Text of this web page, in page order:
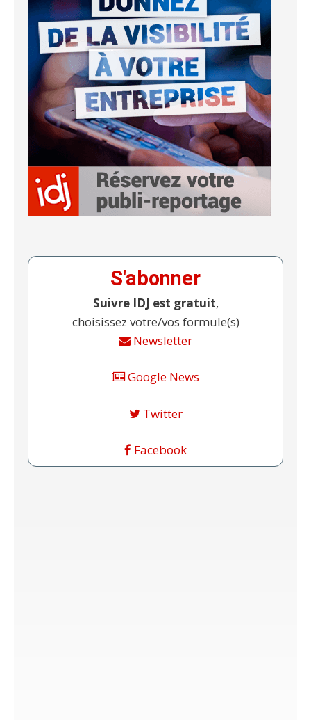
S'abonner
Suivre IDJ est gratuit,
choisissez votre/vos formule(s)
Newsletter
Google News
Twitter
Facebook